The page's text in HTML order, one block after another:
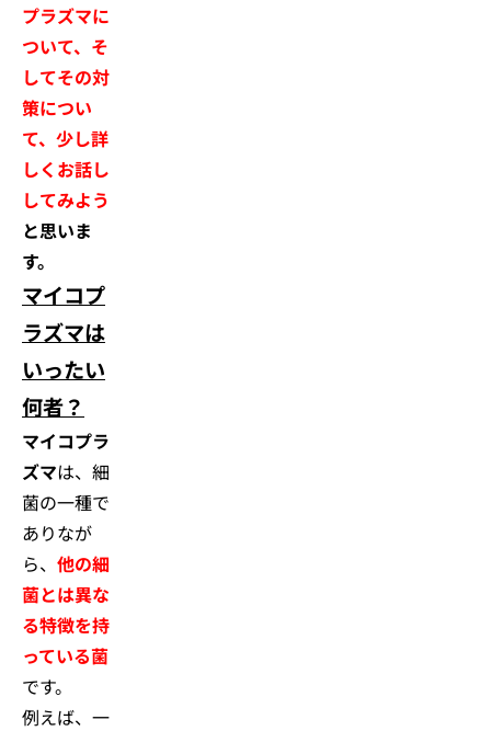
プラズマに
ついて、そ
してその対
策につい
て、少し詳
しくお話し
してみよう
と思いま
す。
マイコプ
ラズマは
いったい
何者？
マイコプラ
ズマは、細
菌の一種で
ありなが
ら、 他の細
菌とは異な
る特徴を持
っている菌
です。
例えば、一